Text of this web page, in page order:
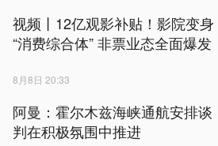
视频丨12亿观影补贴！影院变身
“消费综合体” 非票业态全面爆发
8月8日 20:33
阿曼：霍尔木兹海峡通航安排谈
判在积极氛围中推进